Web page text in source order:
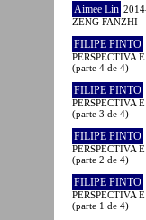
Aimee Lin
ZENG FANZHI
FILIPE PINTO
PERSPECTIVA
(parte 4 de 4)
FILIPE PINTO
PERSPECTIVA
(parte 3 de 4)
FILIPE PINTO
PERSPECTIVA
(parte 2 de 4)
FILIPE PINTO
PERSPECTIVA
(parte 1 de 4)